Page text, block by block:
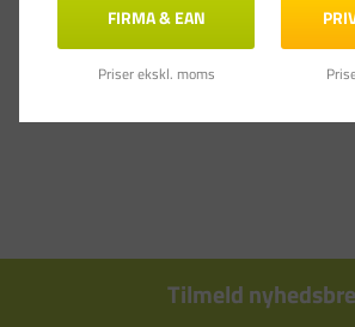
Tilmeld
FIRMA & EAN
Priser ekskl. moms